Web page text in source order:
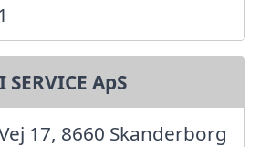
SERVICE ApS
17, 8660 Skanderborg